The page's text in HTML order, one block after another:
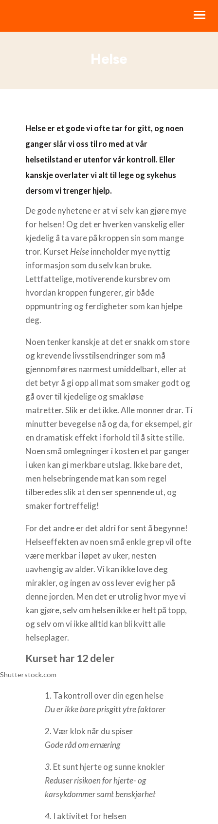
HJELP
MINE KURS
Helse
Helse er et gode vi ofte tar for gitt, og noen
ganger slår vi oss til ro med at vår
helsetilstand er utenfor vår kontroll. Eller
kanskje overlater vi alt til lege og sykehus
dersom vi trenger hjelp.
De gode nyhetene er at vi selv kan gjøre mye
for helsen! Og det er hverken vanskelig eller
kjedelig å ta vare på kroppen sin som mange
tror. Kurset Helseinneholder mye nyttig
informasjon som du selv kan bruke.
Lettfattelige, motiverende kursbrev om
hvordan kroppen fungerer, gir både
oppmuntring og ferdigheter som kan hjelpe
deg.
Noen tenker kanskje at det er snakk om store
og krevende livsstilsendringer som må
gjennomføres nærmest umiddelbart, eller at
det betyr å gi opp all mat som smaker godt og
gå over til kjedelige og smakløse
matretter. Slik er det ikke. Alle monner drar. Ti
minutter bevegelse nå og da, for eksempel, gir
en dramatisk effekt i forhold til å sitte stille.
Noen små omlegninger i kosten et par ganger
i uken kan gi merkbare utslag. Ikke bare det,
men helsebringende mat kan som regel
tilberedes slik at den ser spennende ut, og
smaker fortreffelig!
For det andre er det aldri for sent å begynne!
Helseeffekten av noen små enkle grep vil ofte
være merkbar i løpet av uker, nesten
uavhengig av alder. Vi kan ikke love deg
mirakler, og ingen av oss lever evig her på
denne jorden. Men det er utrolig hvor mye vi
kan gjøre, selv om helsen ikke er helt på topp,
og selv om vi ikke alltid kan bli kvitt alle
helseplager.
Kurset har 12 deler
1. Ta kontroll over din egen helse
Du er ikke bare prisgitt ytre faktorer
2. Vær klok når du spiser
Gode råd om ernæring
3. Et sunt hjerte og sunne knokler
Reduser risikoen for hjerte- og
karsykdommer samt benskjørhet
4. I aktivitet for helsen